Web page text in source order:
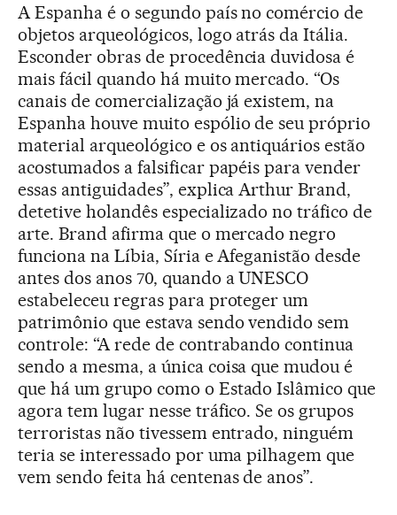
A Espanha é o segundo país no comércio de
objetos arqueológicos, logo atrás da Itália.
Esconder obras de procedência duvidosa é
mais fácil quando há muito mercado. “Os
canais de comercialização já existem, na
Espanha houve muito espólio de seu próprio
material arqueológico e os antiquários estão
acostumados a falsificar papéis para vender
essas antiguidades”, explica Arthur Brand,
detetive holandês especializado no tráfico de
arte. Brand afirma que o mercado negro
funciona na Líbia, Síria e Afeganistão desde
antes dos anos 70, quando a UNESCO
estabeleceu regras para proteger um
patrimônio que estava sendo vendido sem
controle: “A rede de contrabando continua
sendo a mesma, a única coisa que mudou é
que há um grupo como o Estado Islâmico que
agora tem lugar nesse tráfico. Se os grupos
terroristas não tivessem entrado, ninguém
teria se interessado por uma pilhagem que
vem sendo feita há centenas de anos”.